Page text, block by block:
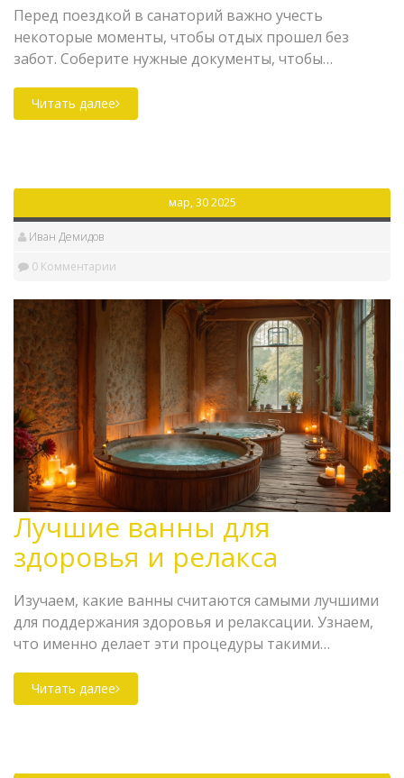
Перед поездкой в санаторий важно учесть
некоторые моменты, чтобы отдых прошел без
забот. Соберите нужные документы, чтобы
процедурах и погоде, чтобы правильно собраться.
Не забывайте подготовить организм к перемене
Читать далее
мар, 30 2025
Иван Демидов
0 Комментарии
Лучшие ванны для
здоровья и релакса
Изучаем, какие ванны считаются самыми лучшими
для поддержания здоровья и релаксации. Узнаем,
что именно делает эти процедуры такими
собираетесь отдохнуть в санатории. Делимся
практическими советами и интересными фактами о
Читать далее